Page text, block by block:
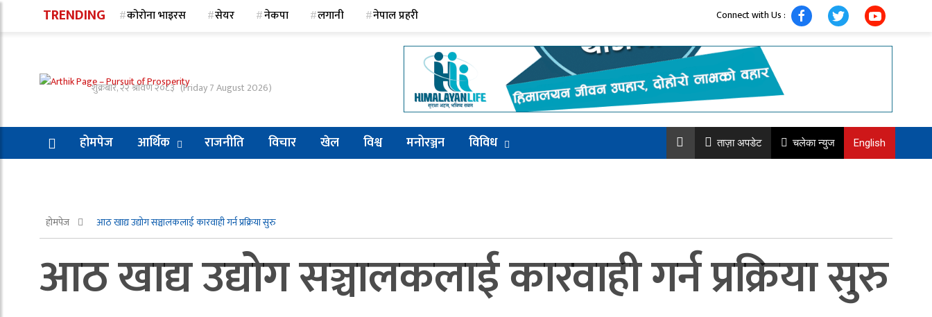
TRENDING कोरोना भाइरस सेयर नेकपा लगानी नेपाल प्रहरी Connect with Us :
शुक्रबार, २२ श्रावण २०८३ (Friday 7 August 2026)
होमपेज आर्थिक राजनीति विचार खेल विश्व मनोरञ्जन विविध ताज़ा अपडेट चलेका न्युज English
होमपेज आठ खाद्य उद्योग सञ्चालकलाई कारवाही गर्न प्रक्रिया सुरु
आठ खाद्य उद्योग सञ्चालकलाई कारवाही गर्न प्रक्रिया सुरु